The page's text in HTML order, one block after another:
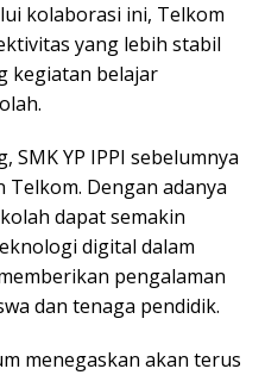
kolaborasi ini, Telkom
yang lebih stabil
kegiatan belajar
SMK YP IPPI sebelumnya
Dengan adanya
dapat semakin
digital dalam
pengalaman
dan tenaga pendidik.
menegaskan akan terus